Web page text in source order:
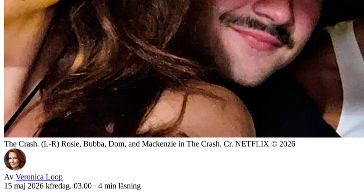
The Crash. (L-R) Rosie, Bubba, Dom, and Mackenzie in The Crash. Cr. NETFLIX © 2026
Av Veronica Loop
15 maj 2026 kfredag. 03.00 · 4 min läsning